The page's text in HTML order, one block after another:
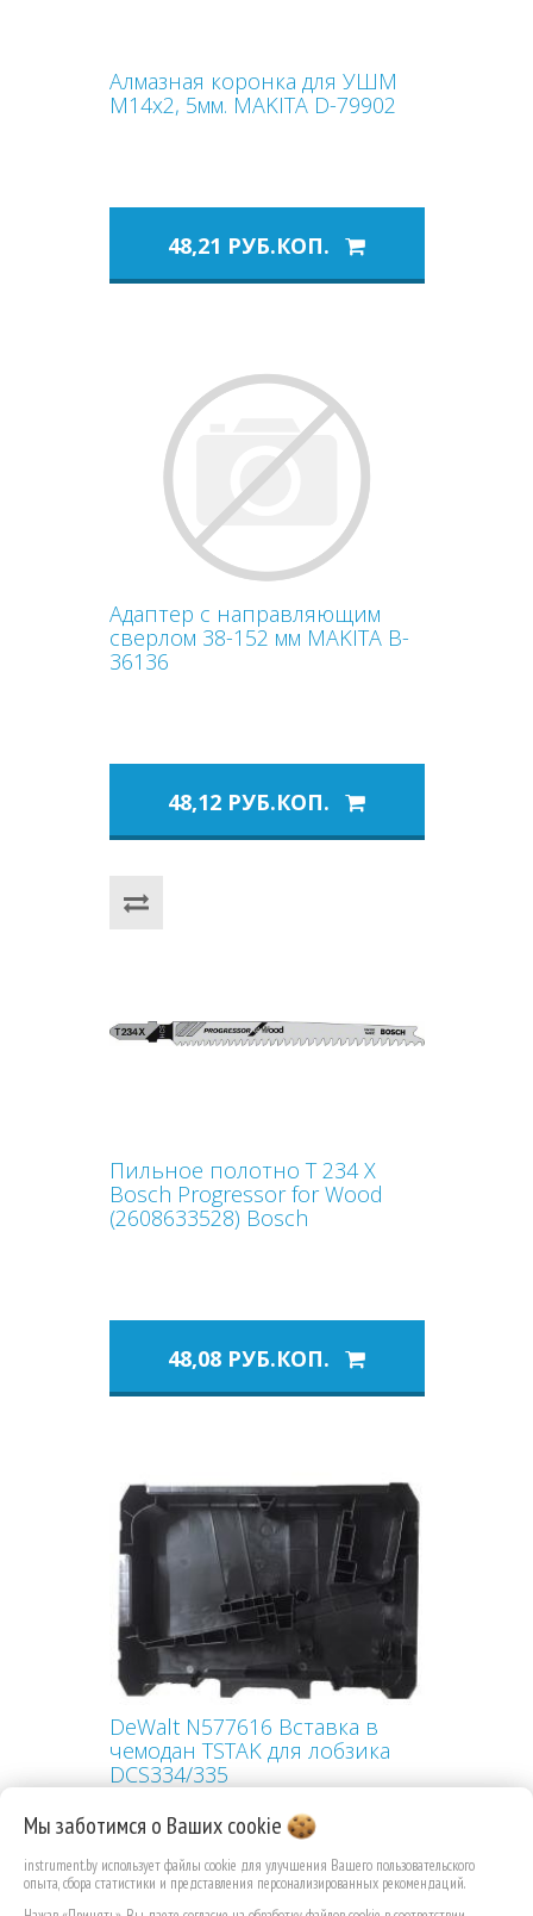
Алмазная коронка для УШМ
М14х2, 5мм. MAKITA D-79902
48,21 РУБ.КОП.
Адаптер с направляющим
сверлом 38-152 мм MAKITA B-
36136
48,12 РУБ.КОП.
Пильное полотно T 234 X
Bosch Progressor for Wood
(2608633528) Bosch
48,08 РУБ.КОП.
DeWalt N577616 Вставка в
чемодан TSTAK для лобзика
DCS334/335
Мы заботимся о Вашихcookie
instrument.by использует файлы cookie для улучшения Вашего пользовательского
опыта, сбора статистики и представления персонализированных рекомендаций.